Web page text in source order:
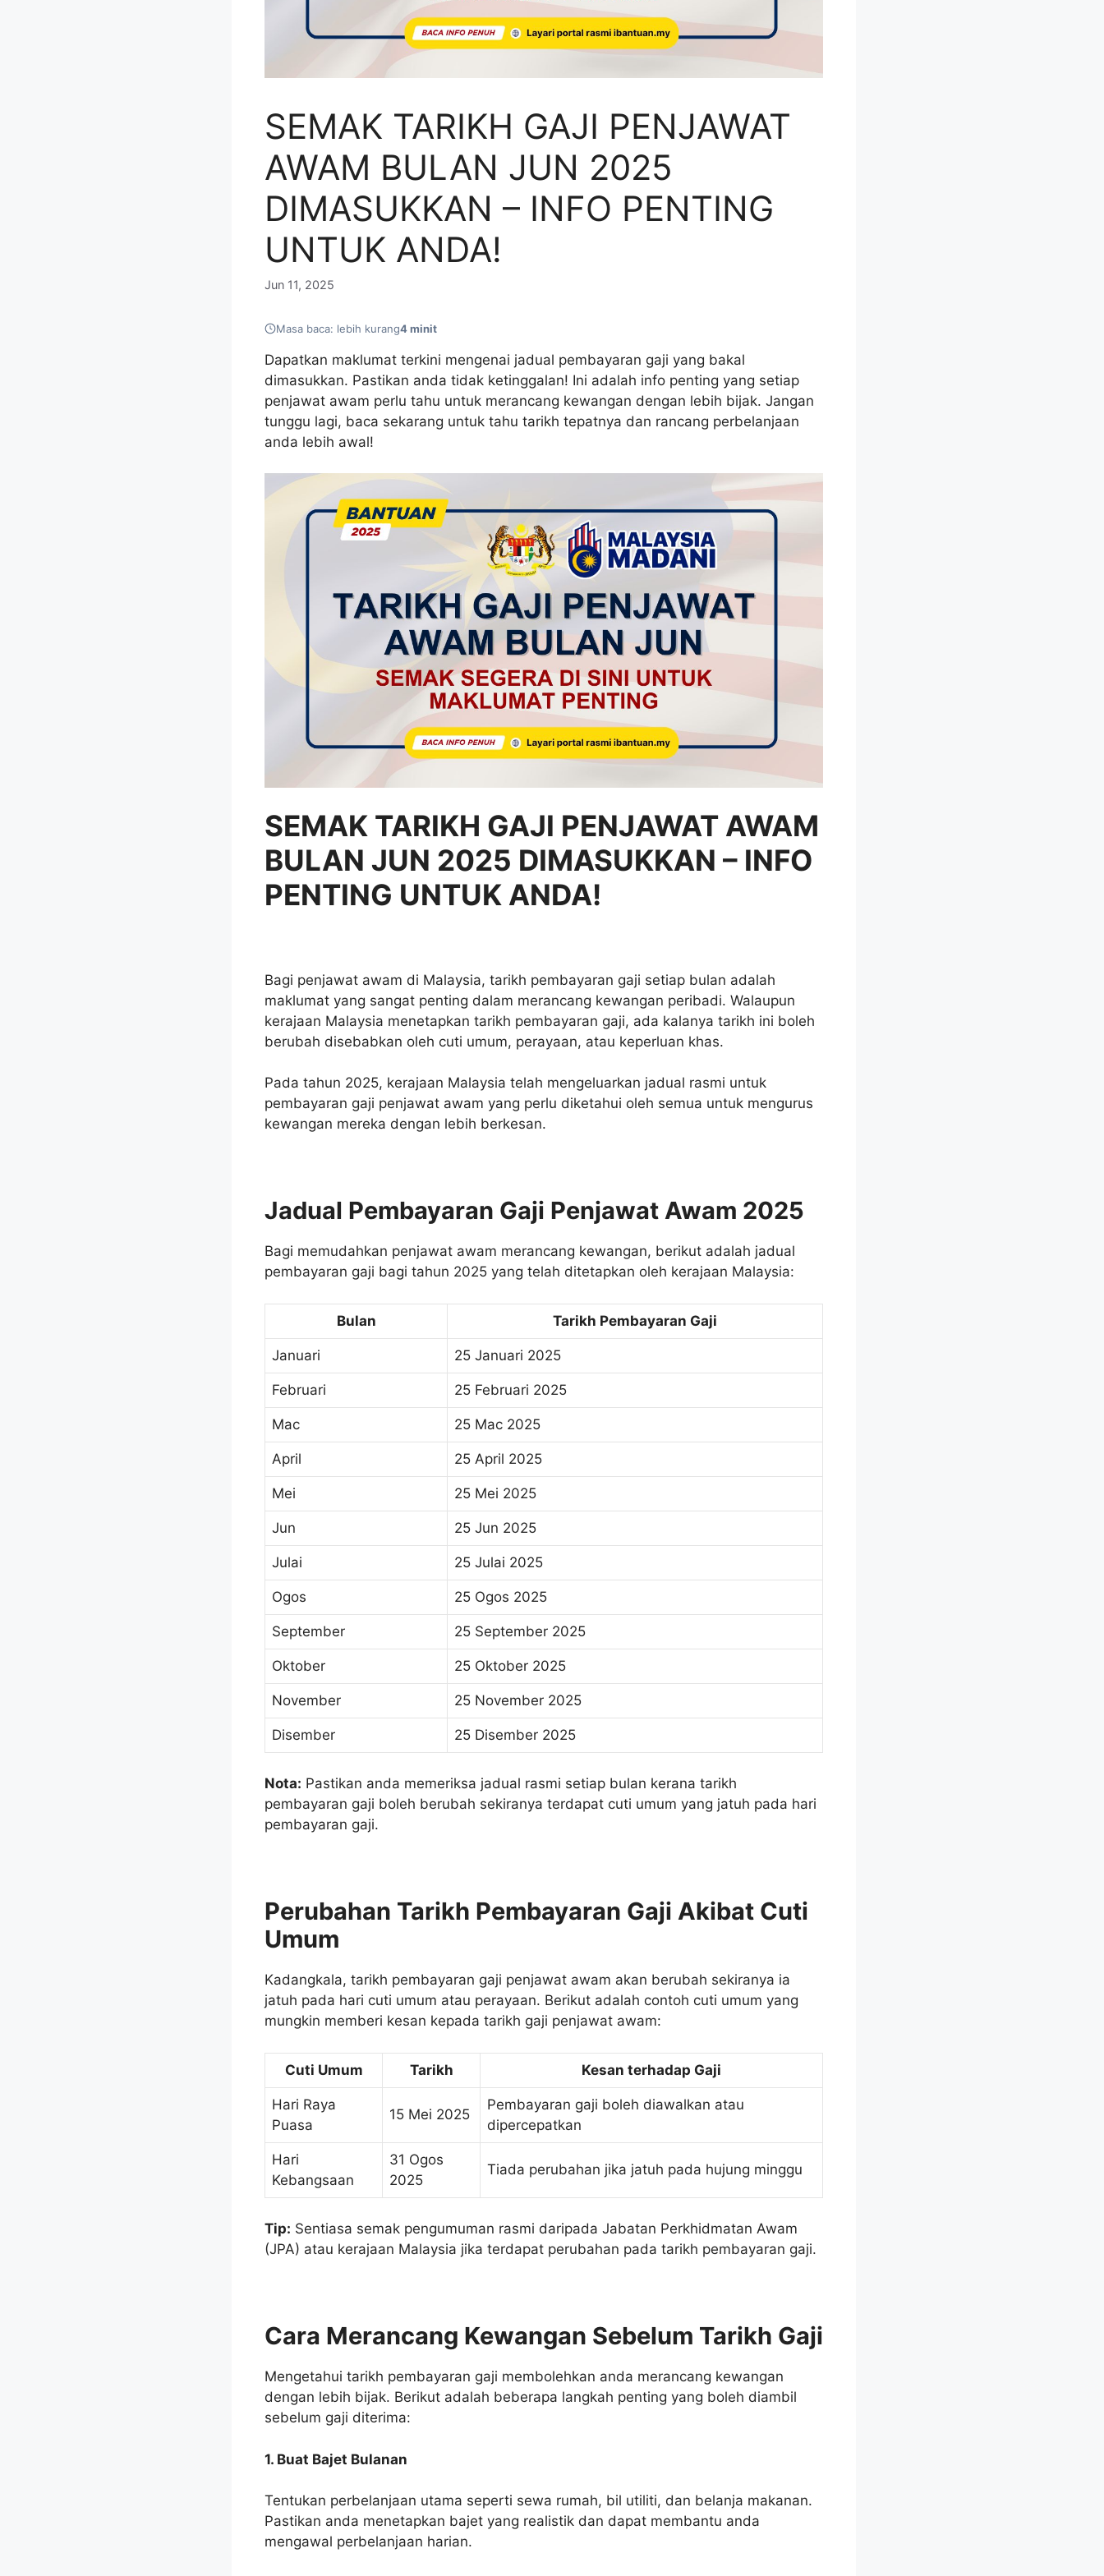
SEMAK TARIKH GAJI PENJAWAT
AWAM BULAN JUN 2025
DIMASUKKAN – INFO PENTING
UNTUK ANDA!
Jun 11, 2025
Masa baca: lebih kurang4 minit
Dapatkan maklumat terkini mengenai jadual pembayaran gaji yang bakal
dimasukkan. Pastikan anda tidak ketinggalan! Ini adalah info penting yang setiap
penjawat awam perlu tahu untuk merancang kewangan dengan lebih bijak. Jangan
tunggu lagi, baca sekarang untuk tahu tarikh tepatnya dan rancang perbelanjaan
anda lebih awal!
SEMAK TARIKH GAJI PENJAWAT AWAM
BULAN JUN 2025 DIMASUKKAN – INFO
PENTING UNTUK ANDA!
Bagi penjawat awam di Malaysia, tarikh pembayaran gaji setiap bulan adalah
maklumat yang sangat penting dalam merancang kewangan peribadi. Walaupun
kerajaan Malaysia menetapkan tarikh pembayaran gaji, ada kalanya tarikh ini boleh
berubah disebabkan oleh cuti umum, perayaan, atau keperluan khas.
Pada tahun 2025, kerajaan Malaysia telah mengeluarkan jadual rasmi untuk
pembayaran gaji penjawat awam yang perlu diketahui oleh semua untuk mengurus
kewangan mereka dengan lebih berkesan.
Jadual Pembayaran Gaji Penjawat Awam 2025
Bagi memudahkan penjawat awam merancang kewangan, berikut adalah jadual
pembayaran gaji bagi tahun 2025 yang telah ditetapkan oleh kerajaan Malaysia:
Bulan Tarikh Pembayaran Gaji
Januari 25 Januari 2025
Februari 25 Februari 2025
Mac 25 Mac 2025
April 25 April 2025
Mei 25 Mei 2025
Jun 25 Jun 2025
Julai 25 Julai 2025
Ogos 25 Ogos 2025
September 25 September 2025
Oktober 25 Oktober 2025
November 25 November 2025
Disember 25 Disember 2025
Nota: Pastikan anda memeriksa jadual rasmi setiap bulan kerana tarikh
pembayaran gaji boleh berubah sekiranya terdapat cuti umum yang jatuh pada hari
pembayaran gaji.
Perubahan Tarikh Pembayaran Gaji Akibat Cuti
Umum
Kadangkala, tarikh pembayaran gaji penjawat awam akan berubah sekiranya ia
jatuh pada hari cuti umum atau perayaan. Berikut adalah contoh cuti umum yang
mungkin memberi kesan kepada tarikh gaji penjawat awam:
Cuti Umum Tarikh Kesan terhadap Gaji
Hari Raya
Puasa
15 Mei 2025
Pembayaran gaji boleh diawalkan atau
dipercepatkan
Hari
Kebangsaan
31 Ogos
2025
Tiada perubahan jika jatuh pada hujung minggu
Tip: Sentiasa semak pengumuman rasmi daripada Jabatan Perkhidmatan Awam
(JPA) atau kerajaan Malaysia jika terdapat perubahan pada tarikh pembayaran gaji.
Cara Merancang Kewangan Sebelum Tarikh Gaji
Mengetahui tarikh pembayaran gaji membolehkan anda merancang kewangan
dengan lebih bijak. Berikut adalah beberapa langkah penting yang boleh diambil
sebelum gaji diterima:
1. Buat Bajet Bulanan
Tentukan perbelanjaan utama seperti sewa rumah, bil utiliti, dan belanja makanan.
Pastikan anda menetapkan bajet yang realistik dan dapat membantu anda
mengawal perbelanjaan harian.